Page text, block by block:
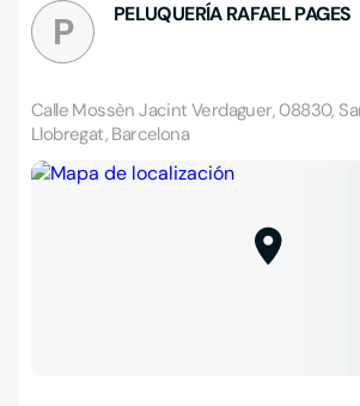
P PELUQUERÍA RAFAEL PAGES
Calle Mossèn Jacint Verdaguer, 08830,
Llobregat, Barcelona